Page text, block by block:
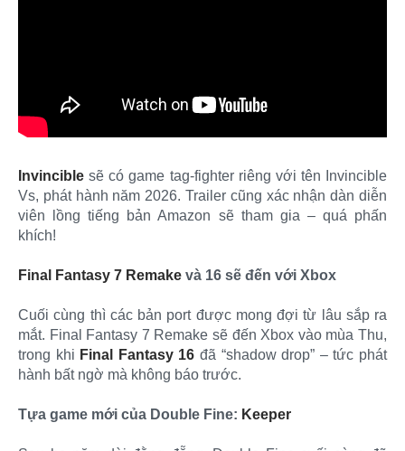
Invincible sẽ có game tag-fighter riêng với tên Invincible
Vs, phát hành năm 2026. Trailer cũng xác nhận dàn diễn
viên lồng tiếng bản Amazon sẽ tham gia – quá phấn
khích!
Final Fantasy 7 Remake và 16 sẽ đến với Xbox
Cuối cùng thì các bản port được mong đợi từ lâu sắp ra
mắt. Final Fantasy 7 Remake sẽ đến Xbox vào mùa Thu,
trong khi Final Fantasy 16 đã “shadow drop” – tức phát
hành bất ngờ mà không báo trước.
Tựa game mới của Double Fine: Keeper